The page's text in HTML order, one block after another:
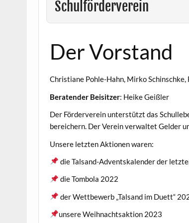
Schulförderverein
Der Vorstand
Christiane Pohle-Hahn, Mirko Schinschke,
Beratender Beisitzer: Heike Geißler
Der Förderverein unterstützt das
bereichern. Der Verein verwaltet Gelder
Unsere letzten Aktionen waren:
die Talsand-Adventskalender der
die Tombola 2022
der Wettbewerb „Talsand im Duett“
unsere Weihnachtsaktion 2023